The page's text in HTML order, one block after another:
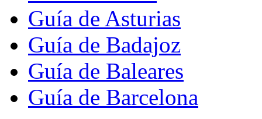
Guía de Asturias
Guía de Badajoz
Guía de Baleares
Guía de Barcelona